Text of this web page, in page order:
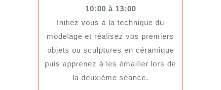
10:00 à 13:00
Initiez vous à la technique du
modelage et réalisez vos premiers
objets ou sculptures en céramique
puis apprenez à les émailler lors de
la deuxième séance.